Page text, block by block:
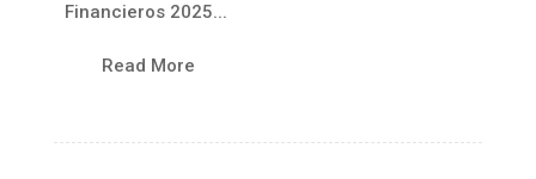
Financieros 2025...
Read More